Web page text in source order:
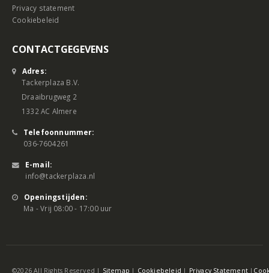
Privacy statement
Cookiebeleid
CONTACTGEGEVENS
Adres:
Tackerplaza B.V.
Draaibrugweg 2
1332 AC Almere
Telefoonnummer:
036-7604261
E-mail:
info@tackerplaza.nl
Openingstijden:
Ma - Vrij 08:00 - 17:00 uur
©2026 All Rights Reserved | Sitemap | Cookiebeleid | Privacy Statement |